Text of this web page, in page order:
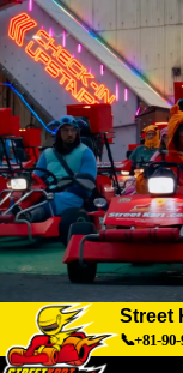
Street
📞+81-